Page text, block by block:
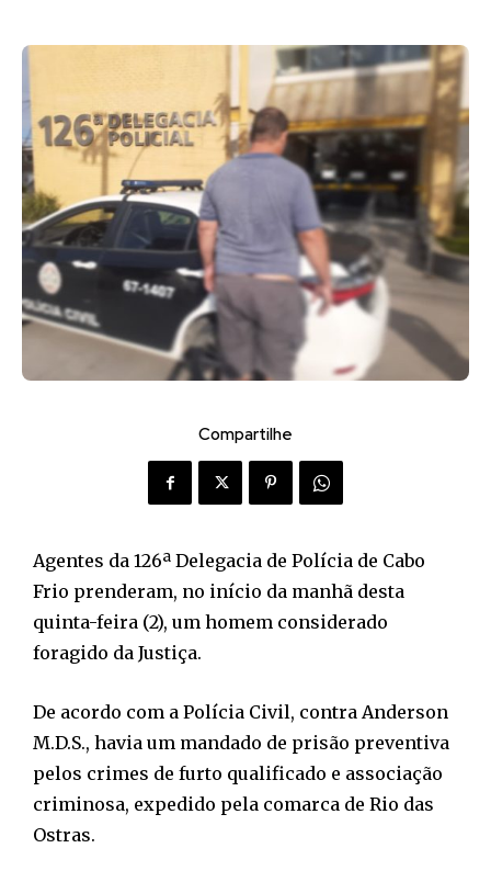
Compartilhe
Agentes da 126ª Delegacia de Polícia de Cabo
Frio prenderam, no início da manhã desta
quinta-feira (2), um homem considerado
foragido da Justiça.
De acordo com a Polícia Civil, contra Anderson
M.D.S., havia um mandado de prisão preventiva
pelos crimes de furto qualificado e associação
criminosa, expedido pela comarca de Rio das
Ostras.